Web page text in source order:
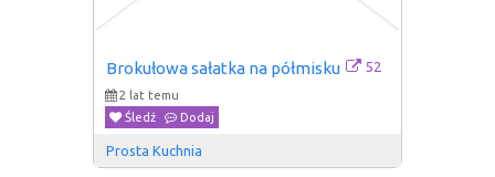
Brokułowa sałatka na półmisku 52
2 lat temu
Śledź
Dodaj
Prosta Kuchnia